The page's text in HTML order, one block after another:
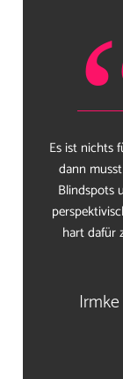
Es ist nichts
dann
Blindspots
hart dafür